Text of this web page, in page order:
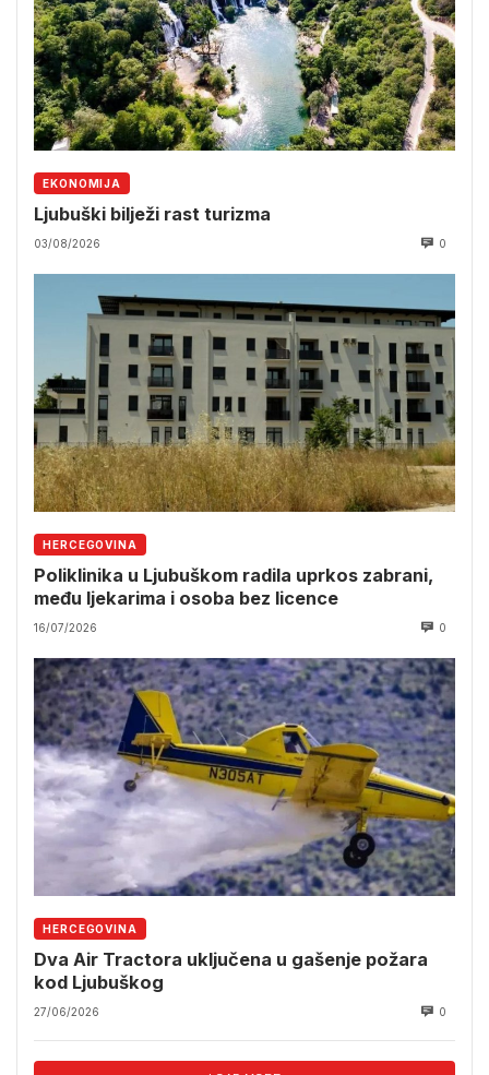
EKONOMIJA
Ljubuški bilježi rast turizma
03/08/2026 0
HERCEGOVINA
Poliklinika u Ljubuškom radila uprkos zabrani,
među ljekarima i osoba bez licence
16/07/2026 0
HERCEGOVINA
Dva Air Tractora uključena u gašenje požara
kod Ljubuškog
27/06/2026 0